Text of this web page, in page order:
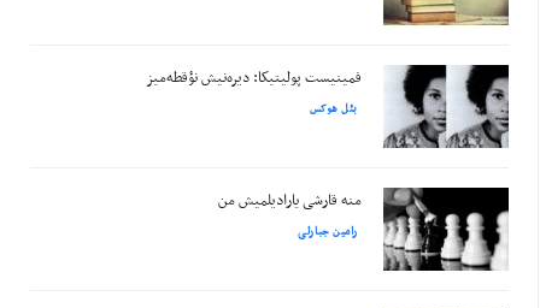
فمینیست پولیتیکا: دیره‌نیش نؤقطه‌میز
بئل هوکس
منه قارشی یارادیلمیش من
رامین جبارلی